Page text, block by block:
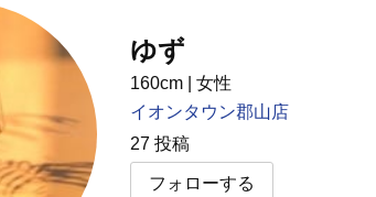
ゆず
160cm| ⼥性
イオンタウン郡山店
27 投稿
フォローする